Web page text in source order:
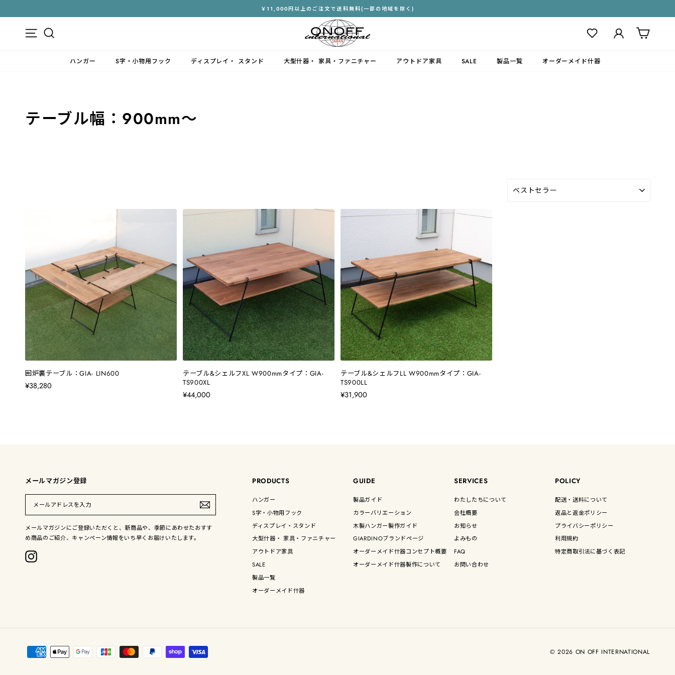
キ
ス
ラ
イ
￥11,000円以上のご注文で送料無料(一部の地域を除く)
メニュー ログイン
ハンガー S字・小物用フック ディスプレイ・ スタンド 大型什器・ 家具・ファニチャー アウトドア家具 SALE 製品一覧 オーダーメイド什器
テーブル幅：900mm～
び
囲炉裏テーブル：GIA- LIN600
¥38,280
テーブル&シェルフXL W900mmタイプ：GIA-
TS900XL
¥44,000
テーブル&シェルフLL W900mmタイプ：GIA-
TS900LL
¥31,900
メールマガジン登録
ル
ド
レ
を
入
メールマガジンにご登録いただくと、新商品や、季節にあわせたおすす
め商品のご紹介、キャンペーン情報をいち早くお届けいたします。
PRODUCTS
ハンガー
S字・小物用フック
ディスプレイ・スタンド
大型什器・ 家具・ファニチャー
アウトドア家具
SALE
製品一覧
オーダーメイド什器
GUIDE
製品ガイド
カラーバリエーション
木製ハンガー製作ガイド
GIARDINOブランドページ
オーダーメイド什器コンセプト概要
オーダーメイド什器製作について
SERVICES
わたしたちについて
会社概要
お知らせ
よみもの
FAQ
お問い合わせ
POLICY
配送・送料について
返品と返金ポリシー
プライバシーポリシー
利用規約
特定商取引法に基づく表記
© 2026 ON OFF INTERNATIONAL